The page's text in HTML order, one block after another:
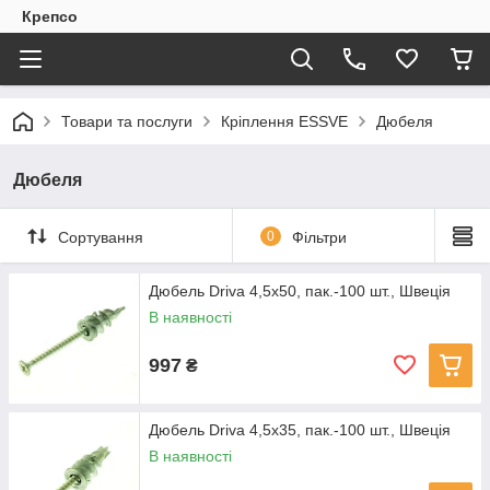
Крепсо
Товари та послуги Кріплення ESSVE Дюбеля
Дюбеля
Сортування 0 Фільтри
Дюбель Driva 4,5х50, пак.-100 шт., Швеція
В наявності
997 ₴
Дюбель Driva 4,5х35, пак.-100 шт., Швеція
В наявності